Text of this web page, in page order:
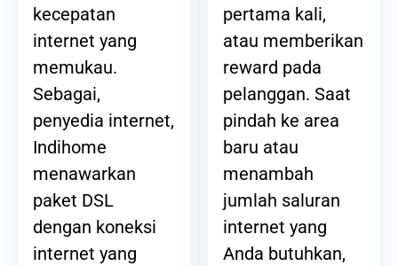
kecepatan
internet yang
memukau.
Sebagai,
penyedia internet,
Indihome
menawarkan
paket DSL
dengan koneksi
internet yang
pertama kali,
atau memberikan
reward pada
pelanggan. Saat
pindah ke area
baru atau
menambah
jumlah saluran
internet yang
Anda butuhkan,